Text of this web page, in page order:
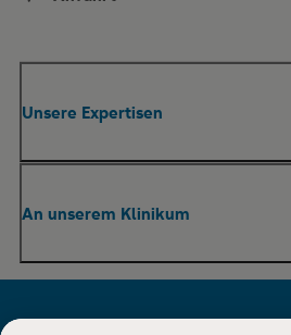
Unsere Expertisen
Roboterassistierte Chirurgie
Praxen
An unserem Klinikum
Ihr Aufenthalt
Für Besucher